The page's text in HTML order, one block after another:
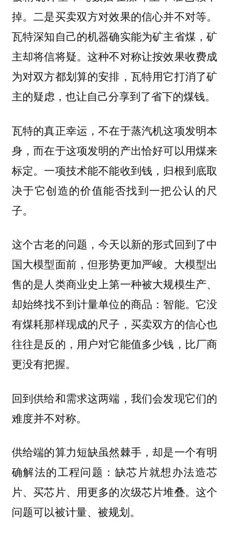
掉。二是买卖双方对效果的信心并不对等。
瓦特深知自己的机器确实能为矿主省煤，矿
主却将信将疑。这种不对称让按效果收费成
为对双方都划算的安排，瓦特用它打消了矿
主的疑虑，也让自己分享到了省下的煤钱。
瓦特的真正幸运，不在于蒸汽机这项发明本
身，而在于这项发明的产出恰好可以用煤来
标定。一项技术能不能收到钱，归根到底取
决于它创造的价值能否找到一把公认的尺
子。
这个古老的问题，今天以新的形式回到了中
国大模型面前，但形势更加严峻。大模型出
售的是人类商业史上第一种被大规模生产、
却始终找不到计量单位的商品：智能。它没
有煤耗那样现成的尺子，买卖双方的信心也
往往是反的，用户对它能值多少钱，比厂商
更没有把握。
回到供给和需求这两端，我们会发现它们的
难度并不对称。
供给端的算力短缺虽然棘手，却是一个有明
确解法的工程问题：缺芯片就想办法造芯
片、买芯片、用更多的次级芯片堆叠。这个
问题可以被计量、被规划。